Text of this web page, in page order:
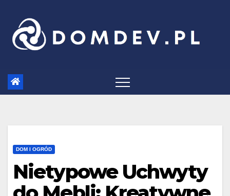
content
DOM I OGRÓD
Nietypowe Uchwyty